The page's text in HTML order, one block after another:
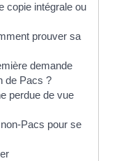
copie intégrale ou
prouver sa
demande
de Pacs ?
perdue de vue
Pacs pour se